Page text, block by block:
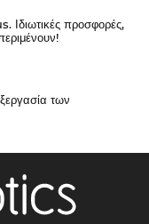
προσφορές,
των